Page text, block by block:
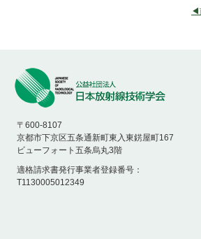
◀
〒600-8107
京都市下京区五条通新町東入東錺屋町167
ビューフォート五条烏丸3階
適格請求書発行事業者登録番号：
T1130005012349